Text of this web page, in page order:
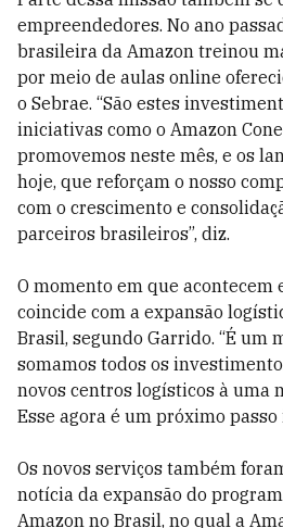
empreendedores. No ano
brasileira da Amazon treinou
por meio de aulas online
o Sebrae. “São estes
iniciativas como o Amazon
promovemos neste mês, e os
hoje, que reforçam o nosso
com o crescimento e
parceiros brasileiros”, diz.
O momento em que acontecem
coincide com a expansão
Brasil, segundo Garrido. “É um
somamos todos os
novos centros logísticos à uma
Esse agora é um próximo
Os novos serviços também
notícia da expansão do
Amazon no Brasil, no qual a